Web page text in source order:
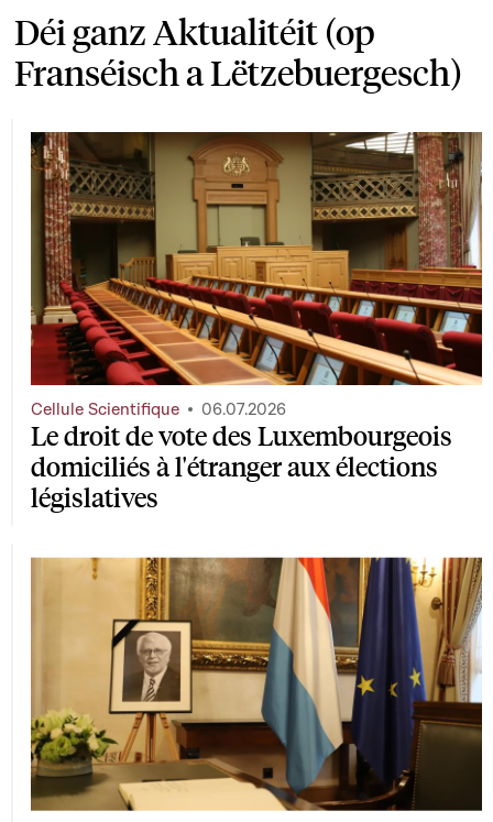
Déi ganz Aktualitéit (op
Franséisch a Lëtzebuergesch)
Le droit de vote des Luxembourgeois
domiciliés à l'étranger aux élections
législatives
Cellule Scientifique 06.07.2026